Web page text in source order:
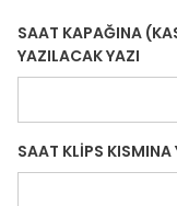
SAAT KAPAĞINA
YAZILACAK YAZI
SAAT KLİPS